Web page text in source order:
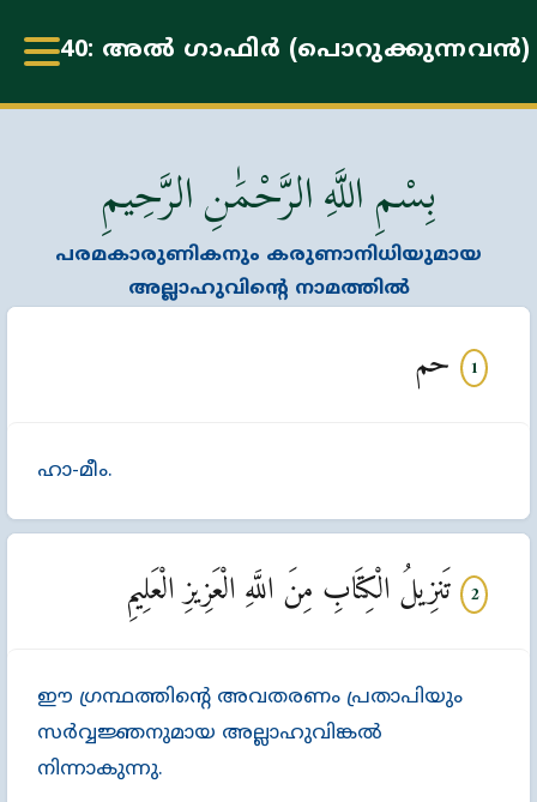
40: അൽ ഗാഫിർ (പൊറുക്കുന്നവൻ)
بِسْمِ اللَّهِ الرَّحْمَٰنِ الرَّحِيمِ
പരമകാരുണികനും കരുണാനിധിയുമായ
അല്ലാഹുവിന്‍റെ നാമത്തില്‍
ഹാ-മീം.
1 حم
ഈ ഗ്രന്ഥത്തിന്‍റെ അവതരണം പ്രതാപിയും
സര്‍വ്വജ്ഞനുമായ അല്ലാഹുവിങ്കല്‍
നിന്നാകുന്നു.
2 تَنزِيلُ الْكِتَابِ مِنَ اللَّهِ الْعَزِيزِ الْعَلِيمِ